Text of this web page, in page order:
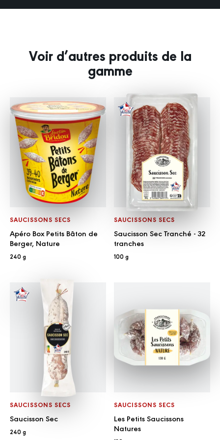
Voir d’autres produits de la
gamme
SAUCISSONS SECS
Apéro Box Petits Bâton de
Berger, Nature
240 g
SAUCISSONS SECS
Saucisson Sec Tranché - 32
tranches
100 g
SAUCISSONS SECS
Saucisson Sec
240 g
SAUCISSONS SECS
Les Petits Saucissons
Natures